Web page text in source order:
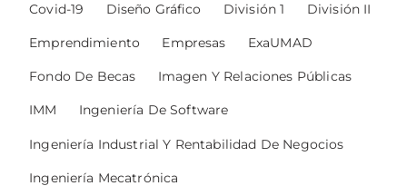
Covid-19 Diseño Gráfico División 1 División II
Emprendimiento Empresas ExaUMAD
Fondo De Becas Imagen Y Relaciones Públicas
IMM Ingeniería De Software
Ingeniería Industrial Y Rentabilidad De Negocios
Ingeniería Mecatrónica